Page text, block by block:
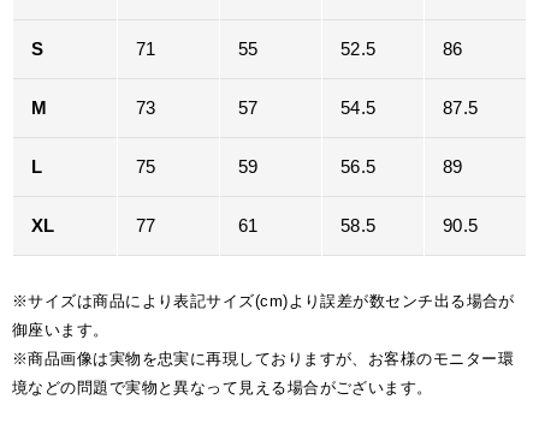
S 71 55 52.5 86
M 73 57 54.5 87.5
L 75 59 56.5 89
XL 77 61 58.5 90.5
※サイズは商品により表記サイズ(cm)より誤差が数センチ出る場合が
御座います。
※商品画像は実物を忠実に再現しておりますが、お客様のモニター環
境などの問題で実物と異なって見える場合がございます。